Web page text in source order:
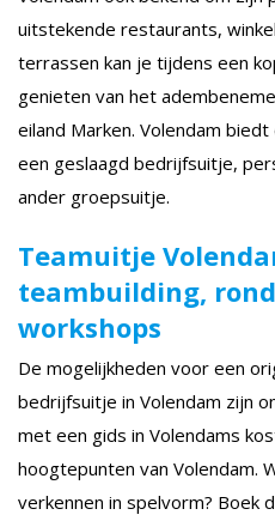
uitstekende restaurants,
terrassen kan je tijdens een
genieten van het
eiland Marken. Volendam
een geslaagd bedrijfsuitje,
ander groepsuitje.
Teamuitje
teambuilding,
workshops
De mogelijkheden voor een
bedrijfsuitje in Volendam zijn
met een gids in Volendams
hoogtepunten van Volendam.
verkennen in spelvorm? Boek